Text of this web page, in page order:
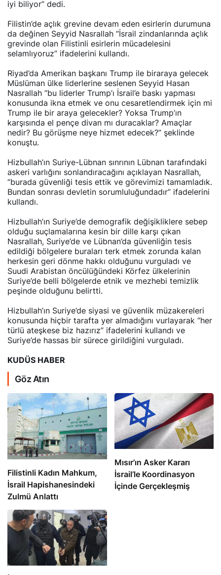
Filistin’de açlık grevine devam eden esirlerin durumuna
da değinen Seyyid Nasrallah “İsrail zindanlarında açlık
grevinde olan Filistinli esirlerin mücadelesini
selamlıyoruz” ifadelerini kullandı.
Riyad’da Amerikan başkanı Trump ile biraraya gelecek
Müslüman ülke liderlerine seslenen Seyyid Hasan
Nasrallah “bu liderler Trump’ı İsrail’e baskı yapması
konusunda ikna etmek ve onu cesaretlendirmek için mi
Trump ile bir araya gelecekler? Yoksa Trump’ın
karşısında el pençe divan mı duracaklar? Amaçlar
nedir? Bu görüşme neye hizmet edecek?” şeklinde
konuştu.
Hizbullah’ın Suriye-Lübnan sınrının Lübnan tarafındaki
askeri varlığını sonlandıracağını açıklayan Nasrallah,
“burada güvenliği tesis ettik ve görevimizi tamamladık.
Bundan sonrası devletin sorumluluğundadır” ifadelerini
kullandı.
Hizbullah’ın Suriye’de demografik değişikliklere sebep
olduğu suçlamalarına kesin bir dille karşı çıkan
Nasrallah, Suriye’de ve Lübnan’da güvenliğin tesis
edildiği bölgelere buraları terk etmek zorunda kalan
herkesin geri dönme hakkı olduğunu vurguladı ve
Suudi Arabistan öncülüğündeki Körfez ülkelerinin
Suriye’de belli bölgelerde etnik ve mezhebi temizlik
peşinde olduğunu belirtti.
Hizbullah’ın Suriye’de siyasi ve güvenlik müzakereleri
konusunda hiçbir tarafta yer almadığını vurlayarak “her
türlü ateşkese biz hazırız” ifadelerini kullandı ve
Suriye’de hassas bir sürece girildiğini vurguladı.
KUDÜS HABER
Göz Atın
Filistinli Kadın Mahkum,
İsrail Hapishanesindeki
Zulmü Anlattı
Mısır’ın Asker Kararı
İsrail’le Koordinasyon
İçinde Gerçekleşmiş